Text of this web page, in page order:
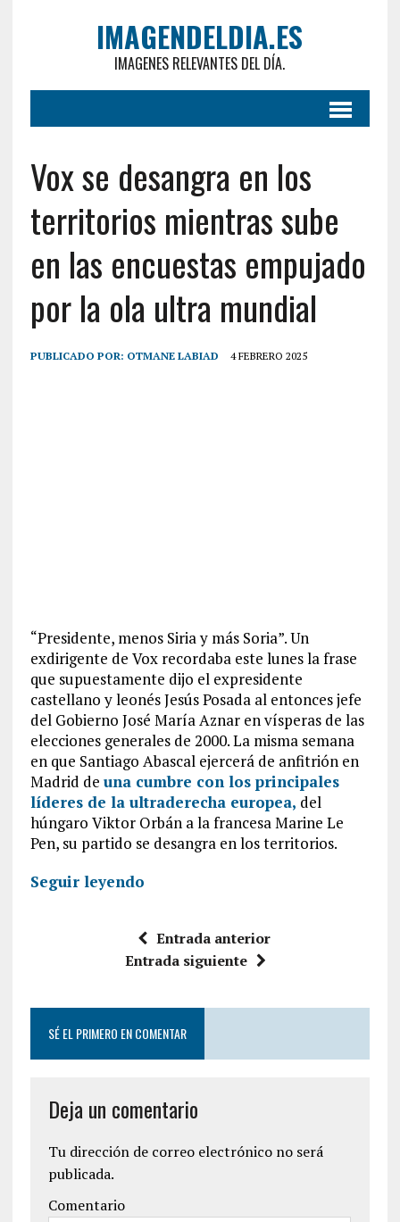
IMAGENDELDIA.ES
IMAGENES RELEVANTES DEL DÍA.
Vox se desangra en los
territorios mientras sube
en las encuestas empujado
por la ola ultra mundial
PUBLICADO POR: OTMANE LABIAD 4 FEBRERO 2025
“Presidente, menos Siria y más Soria”. Un
exdirigente de Vox recordaba este lunes la frase
que supuestamente dijo el expresidente
castellano y leonés Jesús Posada al entonces jefe
del Gobierno José María Aznar en vísperas de las
elecciones generales de 2000. La misma semana
en que Santiago Abascal ejercerá de anfitrión en
Madrid de una cumbre con los principales
líderes de la ultraderecha europea, del
húngaro Viktor Orbán a la francesa Marine Le
Pen, su partido se desangra en los territorios.
Seguir leyendo
Entrada anterior
Entrada siguiente
SÉ EL PRIMERO EN COMENTAR
Deja un comentario
Tu dirección de correo electrónico no será
publicada.
Comentario